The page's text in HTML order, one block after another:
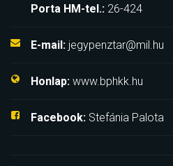
Porta HM-tel.: 26-424
E-mail: jegypenztar@mil.hu
Honlap: www.bphkk.hu
Facebook: Stefánia Palota